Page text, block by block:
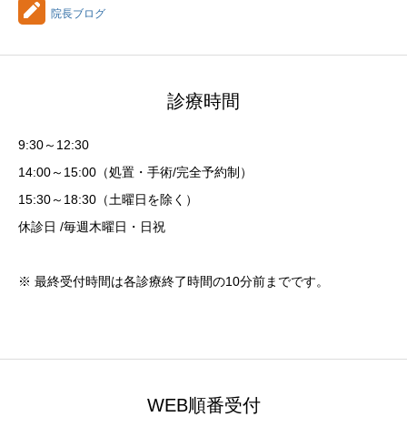
院長ブログ
診療時間
9:30～12:30
14:00～15:00（処置・手術/完全予約制）
15:30～18:30（土曜日を除く）
休診日 /毎週木曜日・日祝
※ 最終受付時間は各診療終了時間の10分前までです。
WEB順番受付